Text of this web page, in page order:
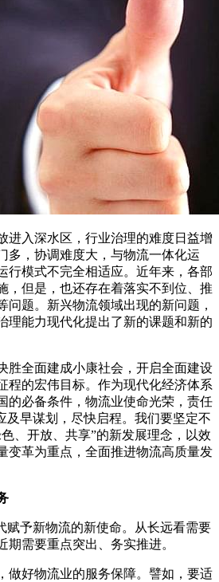
进入深水区，行业治理的难度日益增
多，协调难度大，与物流一体化运
行模式不完全相适应。近年来，各部
，但是，也还存在着落实不到位、推
问题。新兴物流领域出现的新问题，
理能力现代化提出了新的课题和新的
胜全面建成小康社会，开启全面建设
程的宏伟目标。作为现代化经济体系
的必备条件，物流业使命光荣，责任
及早谋划，尽快启程。我们要坚定不
、开放、共享”的新发展理念，以效
变革为重点，全面推进物流高质量发
赋予新物流的新使命。从长远看需要
期需要重点突出、务实推进。
做好物流业的服务保障。譬如，要适